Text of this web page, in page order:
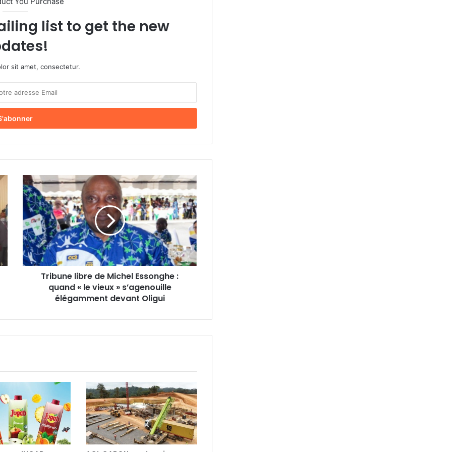
list to get the new
sit amet, consectetur.
T
r
b
u
n
e
l
i
e
e
l
s
s
o
n
g
Tribune libre de Michel Essonghe :
quand « le vieux » s’agenouille
élégamment devant Oligui